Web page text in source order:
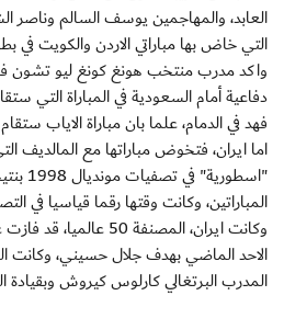
العابد، والمهاجمين يوسف السالم وناصر
التي خاض بها مباراتي الاردن والكويت في
واكد مدرب منتخب هونغ كونغ ليو تشون
دفاعية أمام السعودية في المباراة التي
فهد في الدمام، علما بان مباراة الاياب
اما ايران، فتخوض مباراتها مع المالديف
المباراتين، وكانت وقتها رقما قياسيا في
الاحد الماضي بهدف جلال حسيني، وكانت
المدرب البرتغالي كارلوس كيروش